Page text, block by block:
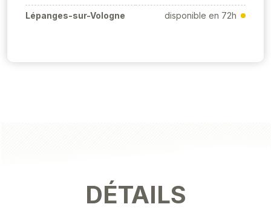
Lépanges-sur-Vologne disponible en 72h
DÉTAILS